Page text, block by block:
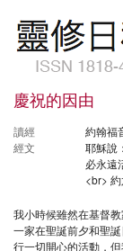
慶祝的因由
讀經
約翰福
經文
耶穌說
必永遠
<br>
我小時候雖然在基督
一家在聖誕前夕和聖
行一切開心的活動，